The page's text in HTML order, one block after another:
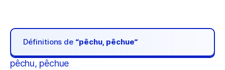
Définitions de “pêchu, pêchue“
pêchu, pêchue